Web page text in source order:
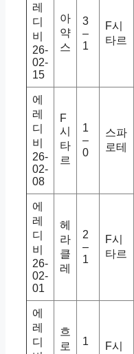
레
디
비
26-
02-
15
아
약
스
3
–
1
F시
타르
에
레
디
비
26-
02-
08
F
시
타
르
1
–
0
스파
로테
에
레
디
비
26-
02-
01
헤
라
클
레
2
–
1
F시
타르
에
레
디
흐
로
1
F시